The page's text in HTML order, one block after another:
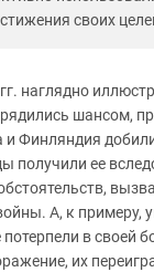
своих
наглядно
шансом,
Финляндия
получили ее
А, к примеру,
в своей
их